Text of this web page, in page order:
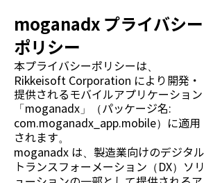
moganadx プライバシー
ポリシー
本プライバシーポリシーは、
Rikkeisoft Corporation により開発・
提供されるモバイルアプリケーション
「moganadx」（パッケージ名:
com.moganadx_app.mobile）に適用
されます。
moganadx は、製造業向けのデジタル
トランスフォーメーション（DX）ソリ